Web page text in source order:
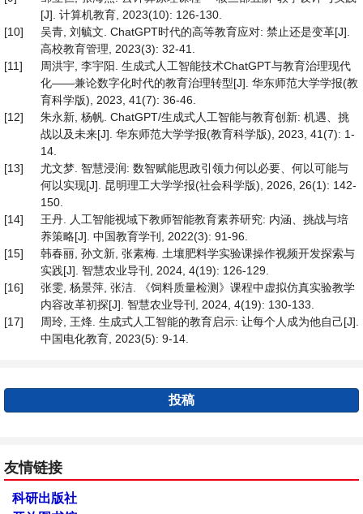
[J]. 计算机教育, 2023(10): 126-130.
[10]
吴青, 刘毓文. ChatGPT时代的高等教育应对: 禁止还是变革[J].
高校教育管理, 2023(3): 32-41.
[11]
周洪宇, 李宇阳. 生成式人工智能技术ChatGPT与教育治理现代
化——兼论数字化时代的教育治理转型[J]. 华东师范大学学报(教
育科学版), 2023, 41(7): 36-46.
[12]
朱永新, 杨帆. ChatGPT/生成式人工智能与教育创新: 机遇、挑
战以及未来[J]. 华东师范大学学报(教育科学版), 2023, 41(7): 1-
14.
[13]
尤文梦. 智慧浸润: 数智赋能思政引领力何以必要、何以可能与
何以实现[J]. 昆明理工大学学报(社会科学版), 2026, 26(1): 142-
150.
[14]
王丹. 人工智能视域下教师智能教育素养研究: 内涵、挑战与培
养策略[J]. 中国教育学刊, 2022(3): 91-96.
[15]
韩春丽, 孙文新, 张素梅. 土壤肥料学实验课操作视频开发探索与
实践[J]. 智慧农业导刊, 2024, 4(19): 126-129.
[16]
张雯, 杨景萍, 张洁. 《饲料质量检测》课程中虚拟仿真实验教学
内容改革初探[J]. 智慧农业导刊, 2024, 4(19): 130-133.
[17]
周玲, 王烽. 生成式人工智能的教育启示: 让每个人成为他自己[J].
中国电化教育, 2023(5): 9-14.
投稿
友情链接
科研出版社